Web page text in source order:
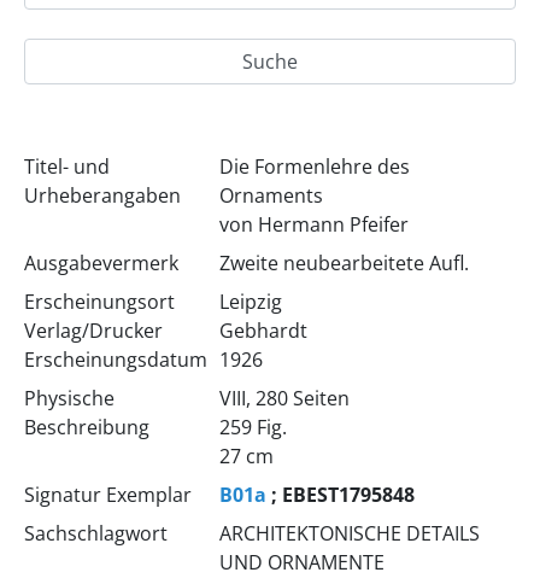
Titel- und
Urheberangaben
Die Formenlehre des
Ornaments
von Hermann Pfeifer
Ausgabevermerk
Zweite neubearbeitete Aufl.
Erscheinungsort
Verlag/Drucker
Erscheinungsdatum
Leipzig
Gebhardt
1926
Physische
Beschreibung
VIII, 280 Seiten
259 Fig.
27 cm
Signatur Exemplar
B01a ; EBEST1795848
Sachschlagwort
ARCHITEKTONISCHE DETAILS
UND ORNAMENTE